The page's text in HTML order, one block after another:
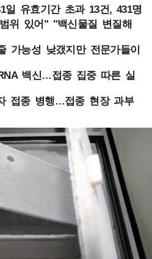
일 유효기간 초과 13건, 431명
위 있어" "백신물질 변질해
가능성 낮갰지만 전문가들이
백신…접종 집중 따른 실
접종 병행…접종 현장 과부